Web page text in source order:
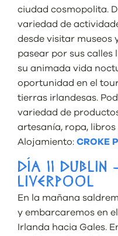
ciudad cosmopolita.
variedad de
desde visitar museos
pasear por sus calles
su animada vida
oportunidad en el
tierras irlandesas.
variedad de
artesanía, ropa, libros
Alojamiento: CROKE
DÍA 11
LIVERPOOL
En la mañana
y embarcaremos en
Irlanda hacia Gales.